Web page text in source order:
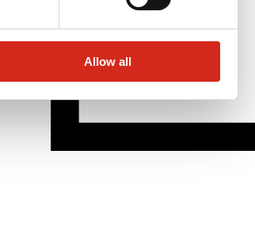
Allow all